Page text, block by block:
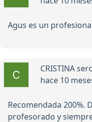
Agus es un
CRISTINA
hace 10
Recomendada 200%.
profesorado y